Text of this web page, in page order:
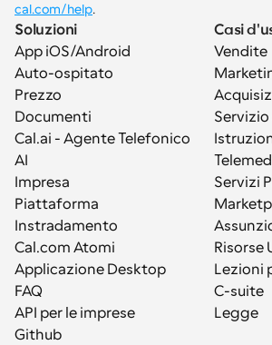
cal.com/help.
Soluzioni
App iOS/Android
Auto-ospitato
Prezzo
Documenti
Cal.ai - Agente Telefonico
AI
Impresa
Piattaforma
Instradamento
Cal.com Atomi
Applicazione Desktop
FAQ
API per le imprese
Github
Casi
Vendite
Servizi
Risorse
Lezioni
C-suite
Legge